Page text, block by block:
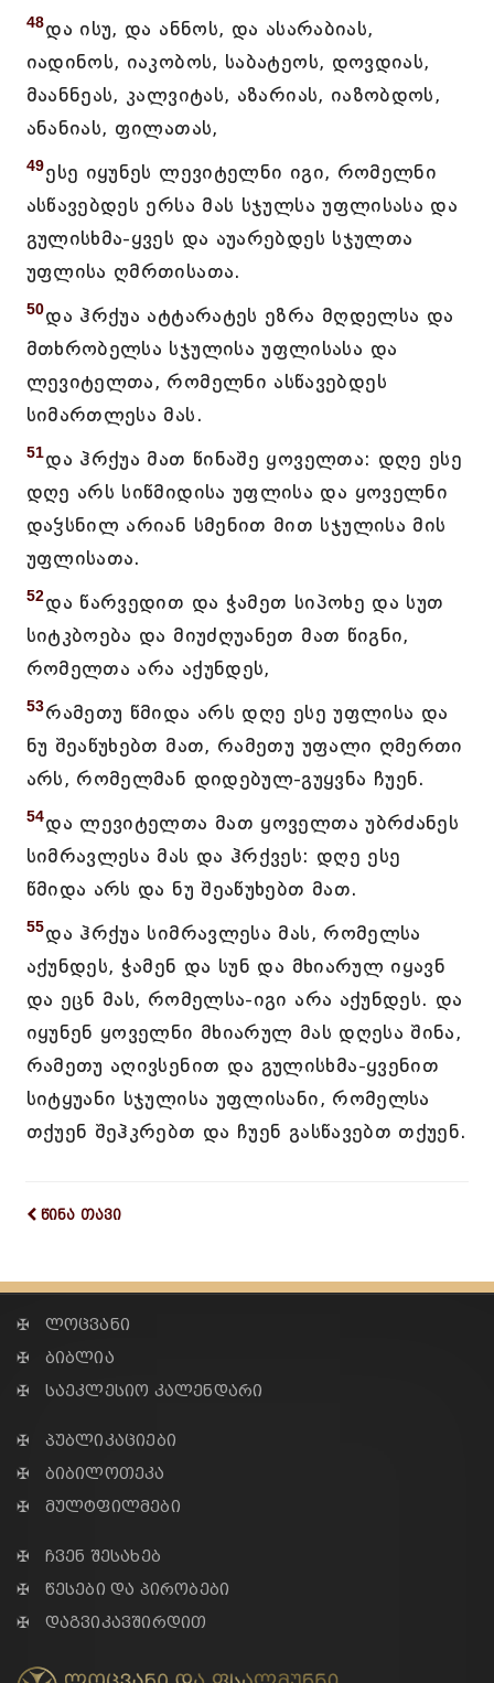
48და ისუ, და ანნოს, და ასარაბიას,
იადინოს, იაკობოს, საბატეოს, დოვდიას,
მაანნეას, კალვიტას, აზარიას, იაზობდოს,
ანანიას, ფილათას,
49ესე იყუნეს ლევიტელნი იგი, რომელნი
ასწავებდეს ერსა მას სჯულსა უფლისასა და
გულისხმა-ყვეს და აუარებდეს სჯულთა
უფლისა ღმრთისათა.
50და ჰრქუა ატტარატეს ეზრა მღდელსა და
მთხრობელსა სჯულისა უფლისასა და
ლევიტელთა, რომელნი ასწავებდეს
სიმართლესა მას.
51და ჰრქუა მათ წინაშე ყოველთა: დღე ესე
დღე არს სიწმიდისა უფლისა და ყოველნი
დაჴსნილ არიან სმენით მით სჯულისა მის
უფლისათა.
52და წარვედით და ჭამეთ სიპოხე და სუთ
სიტკბოება და მიუძღუანეთ მათ წიგნი,
რომელთა არა აქუნდეს,
53რამეთუ წმიდა არს დღე ესე უფლისა და
ნუ შეაწუხებთ მათ, რამეთუ უფალი ღმერთი
არს, რომელმან დიდებულ-გუყვნა ჩუენ.
54და ლევიტელთა მათ ყოველთა უბრძანეს
სიმრავლესა მას და ჰრქვეს: დღე ესე
წმიდა არს და ნუ შეაწუხებთ მათ.
55და ჰრქუა სიმრავლესა მას, რომელსა
აქუნდეს, ჭამენ და სუნ და მხიარულ იყავნ
და ეცნ მას, რომელსა-იგი არა აქუნდეს. და
იყუნენ ყოველნი მხიარულ მას დღესა შინა,
რამეთუ აღივსენით და გულისხმა-ყვენით
სიტყუანი სჯულისა უფლისანი, რომელსა
თქუენ შეჰკრებთ და ჩუენ გასწავებთ თქუენ.
წინა თავი
✠ ლოცვანი
✠ ბიბლია
✠ საეკლესიო კალენდარი
✠ პუბლიკაციები
✠ ბიბილოთეკა
✠ მულტფილმები
✠ ჩვენ შესახებ
✠ წესები და პირობები
✠ დაგვიკავშირდით